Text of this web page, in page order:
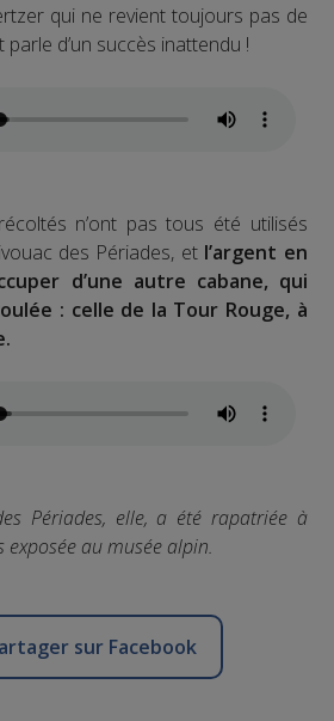
qui ne revient toujours pas de
d’un succès inattendu !
n’ont pas tous été utilisés
des Périades, et l’argent en
d’une autre cabane, qui
: celle de la Tour Rouge, à
Périades, elle, a été rapatriée à
au musée alpin.
sur Facebook